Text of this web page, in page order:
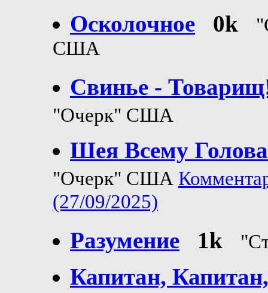
Осколочное 0k
США
Свинье -
"Очерк" США
Шея Всему Голова
"Очерк" США
(27/09/2025)
Разумение
1k
Капитан,